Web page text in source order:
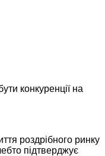
конкуренції на
роздрібного ринку
підтверджує